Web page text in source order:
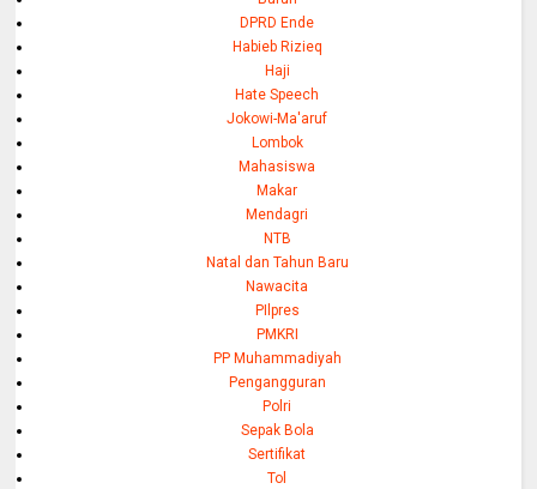
DPRD Ende
Habieb Rizieq
Haji
Hate Speech
Jokowi-Ma'aruf
Lombok
Mahasiswa
Makar
Mendagri
NTB
Natal dan Tahun Baru
Nawacita
PIlpres
PMKRI
PP Muhammadiyah
Pengangguran
Polri
Sepak Bola
Sertifikat
Tol